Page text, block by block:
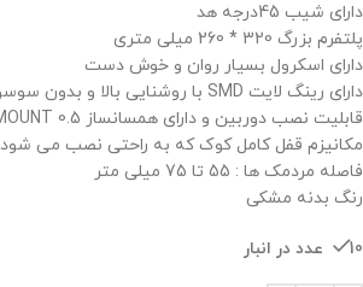
دارای شیب 45درجه هد
پلتفرم بزرگ 320 * 260 میلی متری
دارای اسکرول بسیار روان و خوش دست
دارای رینگ لایت SMD با روشنایی بالا و بدون سوسو زدن
مکانیزم قفل کامل کوک که به راحتی نصب می شود
فاصله مردمک ها : 55 تا 75 میلی متر
رنگ بدنه مشکی
10 عدد در انبار